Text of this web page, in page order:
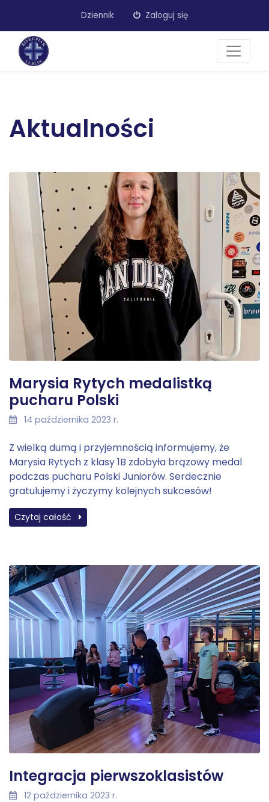
Dziennik Zaloguj się
Aktualności
Marysia Rytych medalistką
pucharu Polski
14 października 2023 r.
Z wielką dumą i przyjemnością informujemy, że
Marysia Rytych z klasy 1B zdobyła brązowy medal
podczas pucharu Polski Juniorów. Serdecznie
gratulujemy i życzymy kolejnych sukcesów!
Czytaj całość
Integracja pierwszoklasistów
12 października 2023 r.